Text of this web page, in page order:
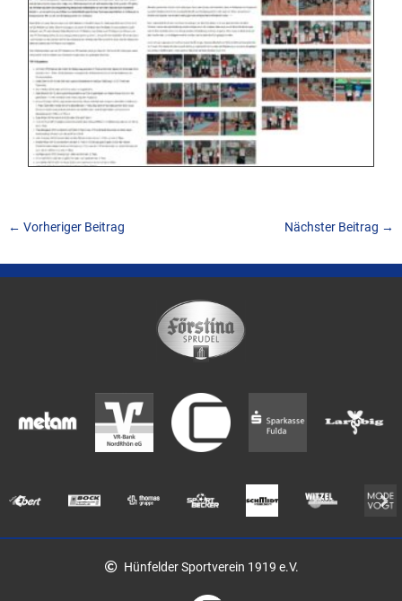
← Vorheriger Beitrag Nächster Beitrag →
Hünfelder Sportverein 1919 e.V.